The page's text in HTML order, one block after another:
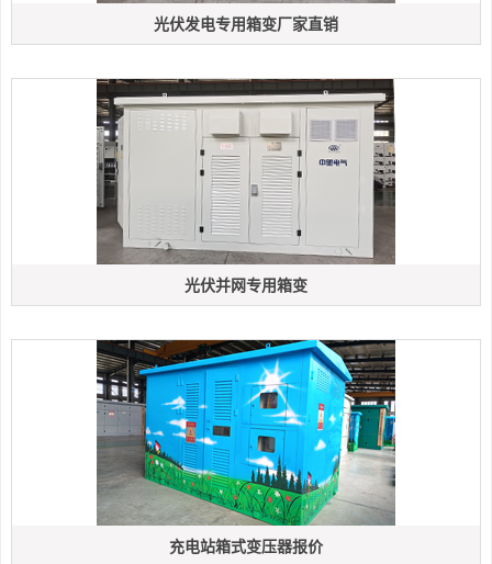
光伏发电专用箱变厂家直销
光伏并网专用箱变
充电站箱式变压器报价